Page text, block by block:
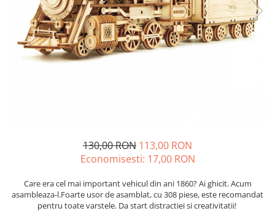
130,00 RON 113,00 RON
Economisesti: 17,00 RON
Care era cel mai important vehicul din ani 1860? Ai ghicit. Acum
asambleaza-l.Foarte usor de asamblat, cu 308 piese, este recomandat
pentru toate varstele. Da start distractiei si creativitatii!